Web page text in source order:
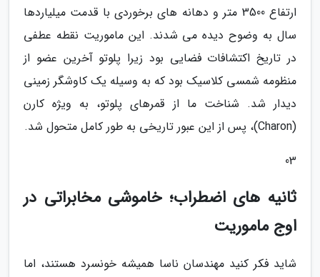
ارتفاع 3500 متر و دهانه های برخوردی با قدمت میلیاردها
سال به وضوح دیده می شدند. این ماموریت نقطه عطفی
در تاریخ اکتشافات فضایی بود زیرا پلوتو آخرین عضو از
منظومه شمسی کلاسیک بود که به وسیله یک کاوشگر زمینی
دیدار شد. شناخت ما از قمرهای پلوتو، به ویژه کارن
(Charon)، پس از این عبور تاریخی به طور کامل متحول شد.
03
ثانیه های اضطراب؛ خاموشی مخابراتی در
اوج ماموریت
شاید فکر کنید مهندسان ناسا همیشه خونسرد هستند، اما